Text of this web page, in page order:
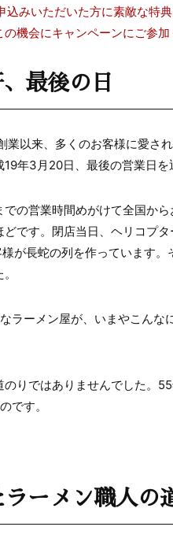
込みいただいた方に素敵な特
機会にキャンペーンにご参
最後の日
以来、多くのお客様に愛され
年3月20日、最後の営業日を
の営業時間めがけて全国か
です。閉店当日、ヘリコプ
が長蛇の列を作っています
ラーメン屋が、いまやこんな
りではありませんでした。
です。
ラーメン職人